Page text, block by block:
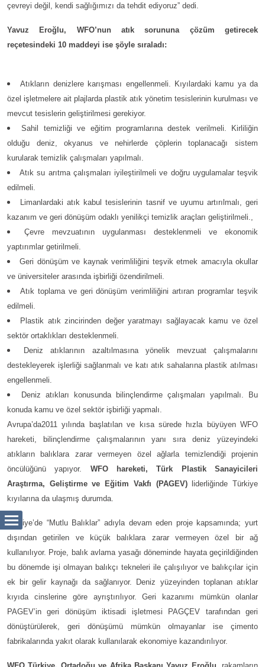
çevreyi değil, kendi sağlığımızı da tehdit ediyoruz” dedi.
Yavuz Eroğlu, WFO’nun atık sorununa çözüm getirecek
reçetesindeki 10 maddeyi ise şöyle sıraladı:
Atıkların denizlere karışması engellenmeli. Kıyılardaki kamu ya da
özel işletmelere ait plajlarda plastik atık yönetim tesislerinin kurulması ve
mevcut tesislerin geliştirilmesi gerekiyor.
Sahil temizliği ve eğitim programlarına destek verilmeli. Kirliliğin
olduğu deniz, okyanus ve nehirlerde çöplerin toplanacağı sistem
kurularak temizlik çalışmaları yapılmalı.
Atık su arıtma çalışmaları iyileştirilmeli ve doğru uygulamalar teşvik
edilmeli.
Limanlardaki atık kabul tesislerinin tasnif ve uyumu artırılmalı, geri
kazanım ve geri dönüşüm odaklı yenilikçi temizlik araçları geliştirilmeli.,
Çevre mevzuatının uygulanması desteklenmeli ve ekonomik
yaptırımlar getirilmeli.
Geri dönüşüm ve kaynak verimliliğini teşvik etmek amacıyla okullar
ve üniversiteler arasında işbirliği özendirilmeli.
Atık toplama ve geri dönüşüm verimliliğini artıran programlar teşvik
edilmeli.
Plastik atık zincirinden değer yaratmayı sağlayacak kamu ve özel
sektör ortaklıkları desteklenmeli.
Deniz atıklarının azaltılmasına yönelik mevzuat çalışmalarını
destekleyerek işlerliği sağlanmalı ve katı atık sahalarına plastik atılması
engellenmeli.
Deniz atıkları konusunda bilinçlendirme çalışmaları yapılmalı. Bu
konuda kamu ve özel sektör işbirliği yapmalı.
Avrupa’da2011 yılında başlatılan ve kısa sürede hızla büyüyen WFO
hareketi, bilinçlendirme çalışmalarının yanı sıra deniz yüzeyindeki
atıkların balıklara zarar vermeyen özel ağlarla temizlendiği projenin
öncülüğünü yapıyor. WFO hareketi, Türk Plastik Sanayicileri
Araştırma, Geliştirme ve Eğitim Vakfı (PAGEV)liderliğinde Türkiye
kıyılarına da ulaşmış durumda.
Türkiye’de “Mutlu Balıklar” adıyla devam eden proje kapsamında; yurt
dışından getirilen ve küçük balıklara zarar vermeyen özel bir ağ
kullanılıyor. Proje, balık avlama yasağı döneminde hayata geçirildiğinden
bu dönemde işi olmayan balıkçı tekneleri ile çalışılıyor ve balıkçılar için
ek bir gelir kaynağı da sağlanıyor. Deniz yüzeyinden toplanan atıklar
kıyıda cinslerine göre ayrıştırılıyor. Geri kazanımı mümkün olanlar
PAGEV’in geri dönüşüm iktisadi işletmesi PAGÇEV tarafından geri
dönüştürülerek, geri dönüşümü mümkün olmayanlar ise çimento
fabrikalarında yakıt olarak kullanılarak ekonomiye kazandırılıyor.